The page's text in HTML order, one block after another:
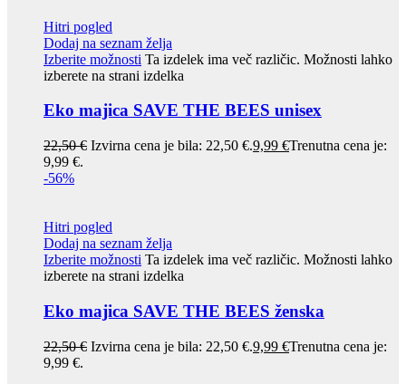
Hitri pogled
Dodaj na seznam želja
Izberite možnosti Ta izdelek ima več različic. Možnosti lahko
izberete na strani izdelka
Eko majica SAVE THE BEES unisex
22,50€ Izvirna cena je bila: 22,50 €.9,99 €Trenutna cena je:
9,99 €.
-56%
Hitri pogled
Dodaj na seznam želja
Izberite možnosti Ta izdelek ima več različic. Možnosti lahko
izberete na strani izdelka
Eko majica SAVE THE BEES ženska
22,50€ Izvirna cena je bila: 22,50 €.9,99 €Trenutna cena je:
9,99 €.